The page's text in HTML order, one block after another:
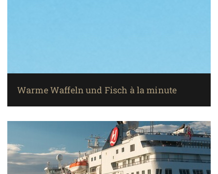
Warme Waffeln und Fisch à la minute